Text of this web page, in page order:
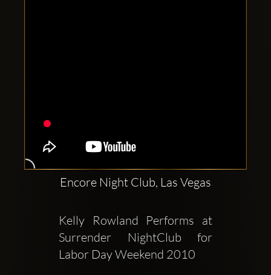
Encore Night Club, Las Vegas
Kelly Rowland Performs at
Surrender NightClub for
Labor Day Weekend 2010